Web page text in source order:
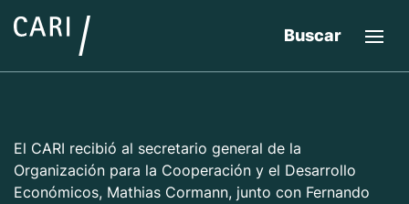
Buscar
El CARI recibió al secretario general de la
Organización para la Cooperación y el Desarrollo
Económicos, Mathias Cormann, junto con Fernando